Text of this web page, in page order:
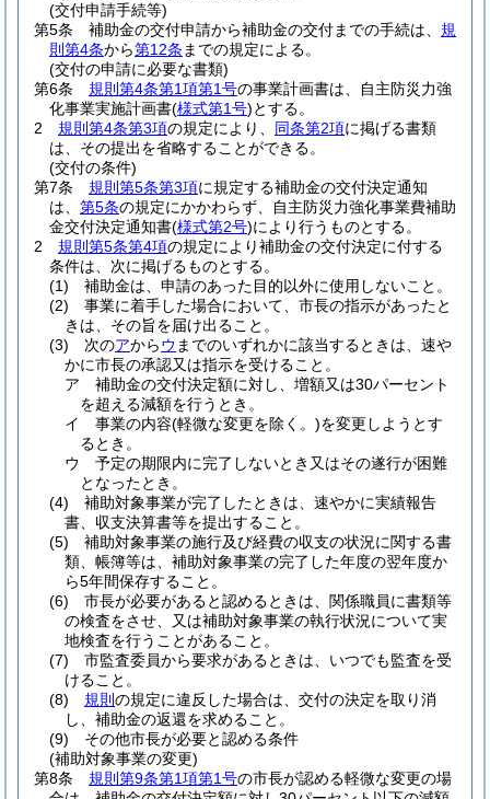
(交付申請手続等)
第5条
補助金の交付申請から補助金の交付までの手続は、 規
則第4条から第12条 までの規定による。
(交付の申請に必要な書類)
第6条
規則第4条第1項第1号の事業計画書は、自主防災力強
化事業実施計画書(様式第1号)とする。
2
規則第4条第3項の規定により、 同条第2項に掲げる書類
は、その提出を省略することができる。
(交付の条件)
第7条
規則第5条第3項に規定する補助金の交付決定通知
は、 第5条の規定にかかわらず、自主防災力強化事業費補助
金交付決定通知書(様式第2号)により行うものとする。
2
規則第5条第4項の規定により補助金の交付決定に付する
条件は、次に掲げるものとする。
(1)
補助金は、申請のあった目的以外に使用しないこと。
(2)
事業に着手した場合において、市長の指示があったと
きは、その旨を届け出ること。
(3)
次のアからウ までのいずれかに該当するときは、速や
かに市長の承認又は指示を受けること。
ア
補助金の交付決定額に対し、増額又は30パーセント
を超える減額を行うとき。
イ
事業の内容(軽微な変更を除く。)を変更しようとす
るとき。
ウ
予定の期限内に完了しないとき又はその遂行が困難
となったとき。
(4)
補助対象事業が完了したときは、速やかに実績報告
書、収支決算書等を提出すること。
(5)
補助対象事業の施行及び経費の収支の状況に関する書
類、帳簿等は、補助対象事業の完了した年度の翌年度か
ら5年間保存すること。
(6)
市長が必要があると認めるときは、関係職員に書類等
の検査をさせ、又は補助対象事業の執行状況について実
地検査を行うことがあること。
(7)
市監査委員から要求があるときは、いつでも監査を受
けること。
(8)
規則 の規定に違反した場合は、交付の決定を取り消
し、補助金の返還を求めること。
(9)
その他市長が必要と認める条件
(補助対象事業の変更)
第8条
規則第9条第1項第1号の市長が認める軽微な変更の場